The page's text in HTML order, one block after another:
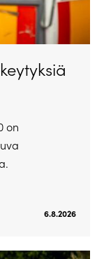
on
6.8.2026